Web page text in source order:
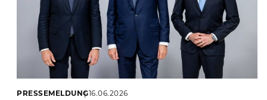
PRESSEMELDUNG16.06.2026